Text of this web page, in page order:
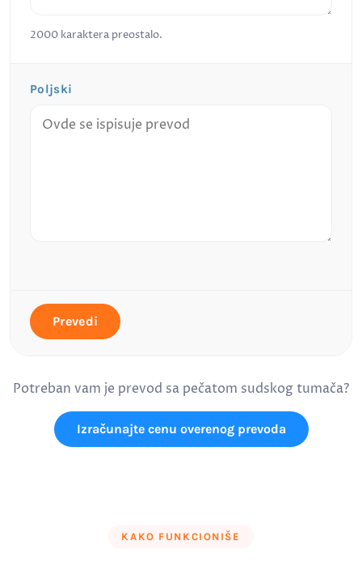
2000 karaktera preostalo.
Poljski
Prevedi
Potreban vam je prevod sa pečatom sudskog tumača?
Izračunajte cenu overenog prevoda
KAKO FUNKCIONIŠE